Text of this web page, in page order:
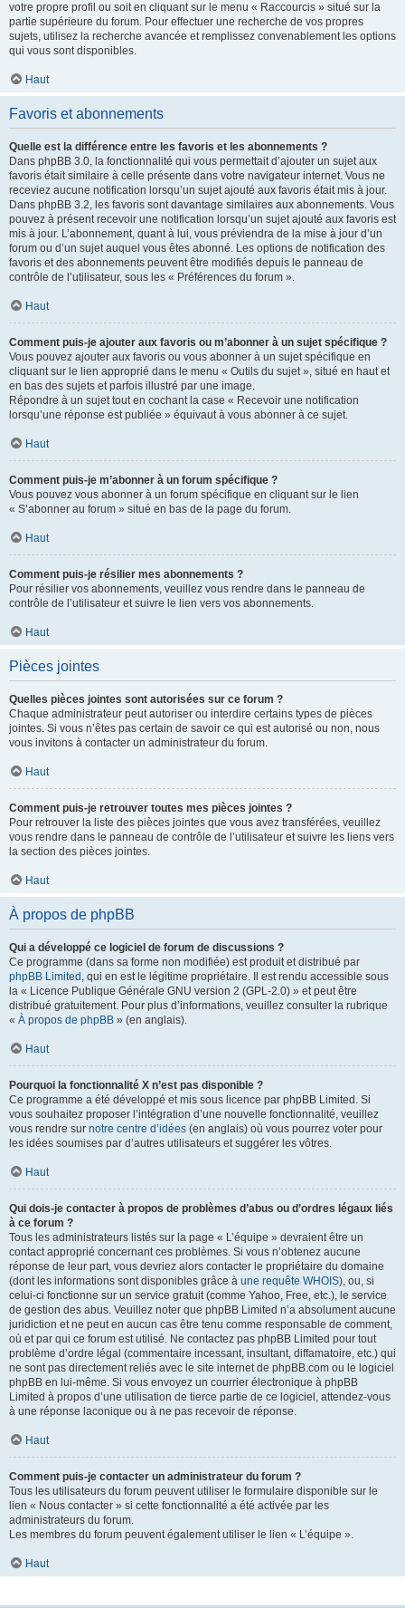
votre propre profil ou soit en cliquant sur le menu « Raccourcis » situé sur la
partie supérieure du forum. Pour effectuer une recherche de vos propres
sujets, utilisez la recherche avancée et remplissez convenablement les options
qui vous sont disponibles.
Haut
Favoris et abonnements
Quelle est la différence entre les favoris et les abonnements ?
Dans phpBB 3.0, la fonctionnalité qui vous permettait d’ajouter un sujet aux
favoris était similaire à celle présente dans votre navigateur internet. Vous ne
receviez aucune notification lorsqu’un sujet ajouté aux favoris était mis à jour.
Dans phpBB 3.2, les favoris sont davantage similaires aux abonnements. Vous
pouvez à présent recevoir une notification lorsqu’un sujet ajouté aux favoris est
mis à jour. L’abonnement, quant à lui, vous préviendra de la mise à jour d’un
forum ou d’un sujet auquel vous êtes abonné. Les options de notification des
favoris et des abonnements peuvent être modifiés depuis le panneau de
contrôle de l’utilisateur, sous les « Préférences du forum ».
Haut
Comment puis-je ajouter aux favoris ou m’abonner à un sujet spécifique ?
Vous pouvez ajouter aux favoris ou vous abonner à un sujet spécifique en
cliquant sur le lien approprié dans le menu « Outils du sujet », situé en haut et
en bas des sujets et parfois illustré par une image.
Répondre à un sujet tout en cochant la case « Recevoir une notification
lorsqu’une réponse est publiée » équivaut à vous abonner à ce sujet.
Haut
Comment puis-je m’abonner à un forum spécifique ?
Vous pouvez vous abonner à un forum spécifique en cliquant sur le lien
« S’abonner au forum » situé en bas de la page du forum.
Haut
Comment puis-je résilier mes abonnements ?
Pour résilier vos abonnements, veuillez vous rendre dans le panneau de
contrôle de l’utilisateur et suivre le lien vers vos abonnements.
Haut
Pièces jointes
Quelles pièces jointes sont autorisées sur ce forum ?
Chaque administrateur peut autoriser ou interdire certains types de pièces
jointes. Si vous n’êtes pas certain de savoir ce qui est autorisé ou non, nous
vous invitons à contacter un administrateur du forum.
Haut
Comment puis-je retrouver toutes mes pièces jointes ?
Pour retrouver la liste des pièces jointes que vous avez transférées, veuillez
vous rendre dans le panneau de contrôle de l’utilisateur et suivre les liens vers
la section des pièces jointes.
Haut
À propos de phpBB
Qui a développé ce logiciel de forum de discussions ?
Ce programme (dans sa forme non modifiée) est produit et distribué par
phpBB Limited , qui en est le légitime propriétaire. Il est rendu accessible sous
la « Licence Publique Générale GNU version 2 (GPL-2.0) » et peut être
distribué gratuitement. Pour plus d’informations, veuillez consulter la rubrique
« À propos de phpBB » (en anglais).
Haut
Pourquoi la fonctionnalité X n’est pas disponible ?
Ce programme a été développé et mis sous licence par phpBB Limited. Si
vous souhaitez proposer l’intégration d’une nouvelle fonctionnalité, veuillez
vous rendre sur notre centre d’idées (en anglais) où vous pourrez voter pour
les idées soumises par d’autres utilisateurs et suggérer les vôtres.
Haut
Qui dois-je contacter à propos de problèmes d’abus ou d’ordres légaux liés
à ce forum ?
Tous les administrateurs listés sur la page « L’équipe » devraient être un
contact approprié concernant ces problèmes. Si vous n’obtenez aucune
réponse de leur part, vous devriez alors contacter le propriétaire du domaine
(dont les informations sont disponibles grâce à une requête WHOIS), ou, si
celui-ci fonctionne sur un service gratuit (comme Yahoo, Free, etc.), le service
de gestion des abus. Veuillez noter que phpBB Limited n’a absolument aucune
juridiction et ne peut en aucun cas être tenu comme responsable de comment,
où et par qui ce forum est utilisé. Ne contactez pas phpBB Limited pour tout
problème d’ordre légal (commentaire incessant, insultant, diffamatoire, etc.) qui
ne sont pas directement reliés avec le site internet de phpBB.com ou le logiciel
phpBB en lui-même. Si vous envoyez un courrier électronique à phpBB
Limited à propos d’une utilisation de tierce partie de ce logiciel, attendez-vous
à une réponse laconique ou à ne pas recevoir de réponse.
Haut
Comment puis-je contacter un administrateur du forum ?
Tous les utilisateurs du forum peuvent utiliser le formulaire disponible sur le
lien « Nous contacter » si cette fonctionnalité a été activée par les
administrateurs du forum.
Les membres du forum peuvent également utiliser le lien « L’équipe ».
Haut